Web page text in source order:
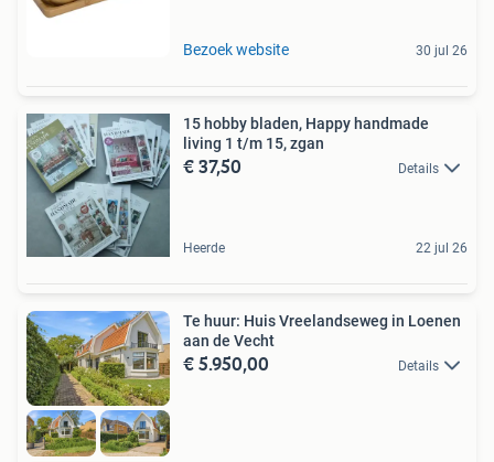
Bezoek website 30 jul 26
15 hobby bladen, Happy handmade
living 1 t/m 15, zgan
€ 37,50 Details
Heerde 22 jul 26
Te huur: Huis Vreelandseweg in Loenen
aan de Vecht
€ 5.950,00 Details